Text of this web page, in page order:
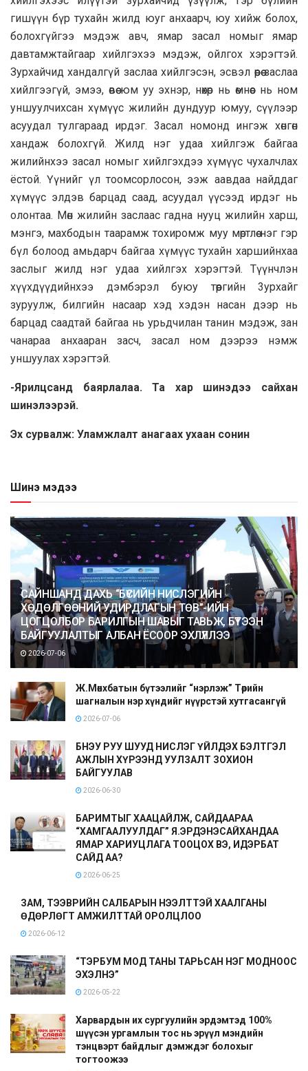
гишүүн бүр тухайн жилд юуг анхаарч, юу хийж болох,
болохгүйгээ мэдэж авч, ямар засал номыг ямар
давтамжтайгаар хийлгэхээ мэдэж, ойлгох хэрэгтэй.
Зурхайчид хандалгүй заслаа хийлгэсэн, эсвэл өөрөө заслаа
хийлгээгүй, эмээ, өвөө юм yy эхнэр, нөхөр нь өмнөөс нь ном
уншуулчихсан хүмүүс жилийн дундуур юмуу, сүүлээр
асуудал тулгараад ирдэг. 3acaл номонд ингэж хөнгөн
хандаж болохгүй. Жилд нэг удаа хийлгэж байгаа
жилийнхээ засал номыг хийлгэхдээ хүмүүс чухалчлах
ёстой. Үүнийг үл тоомсорлосон, ээж аавдаа найддаг
хүмүүс элдэв барцад саад, асуудал үүсээд ирдэг нь
олонтаа. Мөн жилийн заслаас гадна нууц жилийн харш,
мэнгэ, махбодын таарамж тохиромж муу мөртлөө нэг гэр
бүл болоод амьдарч байгаа хүмүүс тухайн харшийнхаа
заслыг жилд нэг удаа хийлгэх хэрэгтэй. Түүнчлэн
хүүхдүүдийнхээ дэмбэрэл буюу төөргийн 3урхайг
зуруулж, билгийн насаар хэд хэдэн насан дээр нь
барцад caaдтай байгаа нь урьдчилан танин мэдэж, зан
чанараа анхааран засч, засал ном дээрээ нэмж
уншуулах хэрэгтэй.
-Ярилцсанд баярлалаа. Та xap шинэдээ сайхан
шинэлээрэй.
Эх сурвалж: Улaмжлaлт анагaax yxaaн сонин
Шинэ мэдээ
САЙНШАНД ДАХЬ “БҮСИЙН НИСЛЭГИЙН
ХӨДӨЛГӨӨНИЙ УДИРДЛАГЫН ТӨВ”-ИЙН
ЦОГЦОЛБОР БАРИЛГЫН ШАВЫГ ТАВЬЖ, БҮТЭЭН
БАЙГУУЛАЛТЫГ АЛБАН ЁСООР ЭХЛҮҮЛЛЭЭ
2026-07-06
Ж.Мөнхбатын бүтээлийг “нэрлэж” Төрийн
шагналын нэр хүндийг нүүрстэй хутгасангүй
2026-07-06
БНЭУ РУУ ШУУД НИСЛЭГ ҮЙЛДЭХ БЭЛТГЭЛ
АЖЛЫН ХҮРЭЭНД УУЛЗАЛТ ЗОХИОН
БАЙГУУЛАВ
2026-06-30
БАРИМТЫГ ХААЦАЙЛЖ, САЙДААРАА
“ХАМГААЛУУЛДАГ” Я.ЭРДЭНЭСАЙХАНДАА
ЯМАР ХАРИУЦЛАГА ТООЦОХ ВЭ, ИДЭРБАТ
САЙД АА?
2026-06-25
ЗАМ, ТЭЭВРИЙН САЛБАРЫН НЭЭЛТТЭЙ ХААЛГАНЫ
ӨДӨРЛӨГТ АМЖИЛТТАЙ ОРОЛЦЛОО
2026-06-12
“ТЭРБУМ МОД ТАНЫ ТАРЬСАН НЭГ МОДНООС
ЭХЭЛНЭ”
2026-05-22
Харвардын их сургуулийн эрдэмтэд 100%
шүүсэн ургамлын тос нь эрүүл мэндийн
тэнцвэрт байдлыг дэмждэг болохыг
тогтоожээ